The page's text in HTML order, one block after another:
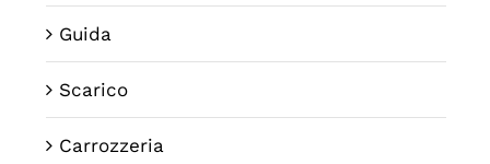
Guida
Scarico
Carrozzeria